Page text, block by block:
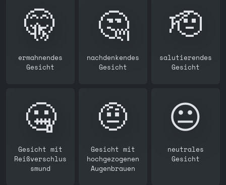
🤫
ermahnendes
Gesicht
🤔
nachdenkendes
Gesicht
🫡
salutierendes
Gesicht
🤐
Gesicht mit
Reißverschlus
smund
🤨
Gesicht mit
hochgezogenen
Augenbrauen
😐️
neutrales
Gesicht